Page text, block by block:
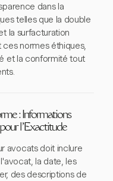
dans la
telles que la double
la surfacturation
normes éthiques,
et la conformité tout
: Informations
pour l'Exactitude
avocats doit inclure
la date, les
des descriptions de